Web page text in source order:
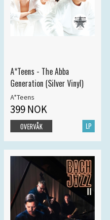
A*Teens - The Abba
Generation (Silver Vinyl)
A*Teens
399 NOK
LP
OVERVÅK